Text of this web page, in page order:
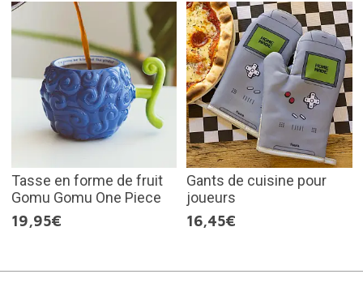
Tasse en forme de fruit
Gomu Gomu One Piece
19,95€
Gants de cuisine pour
joueurs
16,45€